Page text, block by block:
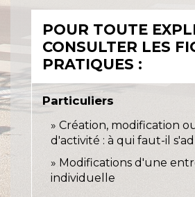
POUR TOUTE
CONSULTER LES
PRATIQUES :
Particuliers
Création, modification
d'activité : à qui faut-il
Modifications d'une
individuelle